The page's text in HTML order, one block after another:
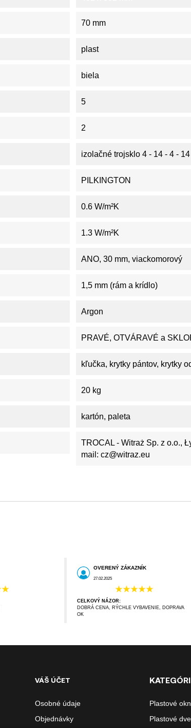
70 mm
plast
biela
5
2
izolačné trojsklo 4 - 14 - 4 -
PILKINGTON
0.6 W/m²K
1.3 W/m²K
ANO, 30 mm, viackomorový
1,5 mm (rám a krídlo)
Argon
PRAVÉ, OTVÁRAVÉ a
kľučka, krytky pántov, krytky
20 kg
kartón, paleta
TROCAL - Witraż Sp. z o.o.,
mail: cz@witraz.eu
OVERENÝ ZÁKAZNÍK
27.02.2025
CELKOVÝ NÁZOR:
DOBRÁ CENA, RÝCHLE VYBAVENIE, DOPRAVA
OK
VÁŠ ÚČET
Osobné údaje
Objednávky
Plastové
Plastové